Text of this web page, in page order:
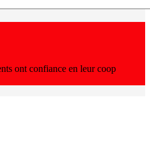
ont confiance en leur coop